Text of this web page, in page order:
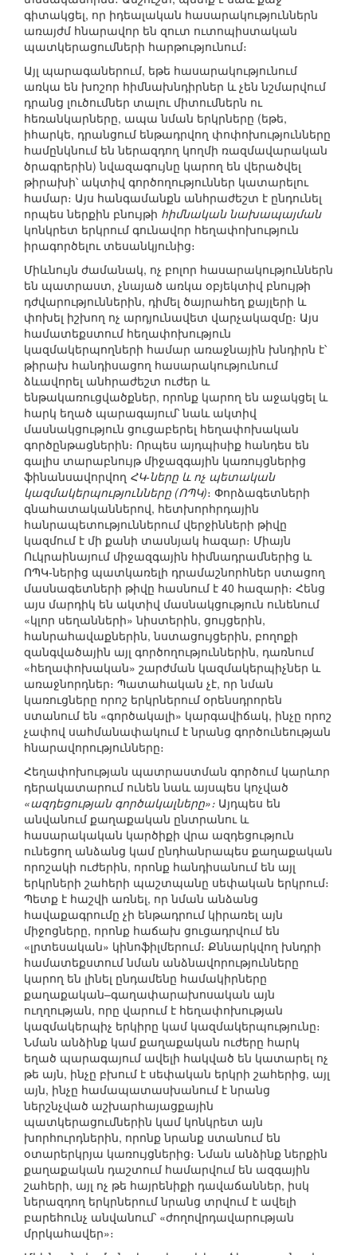
գիտակցել, որ իդեալական հասարակություններն
առայժմ հնարավոր են զուտ ուտոպիստական
պատկերացումների հարթությունում։
Այլ պարագաներում, եթե հասարակությունում
առկա են խոշոր հիմնախնդիրներ և չեն նշմարվում
դրանց լուծումներ տալու միտումներն ու
հեռանկարները, ապա նման երկրները (եթե,
իհարկե, դրանցում ենթադրվող փոփոխությունները
համընկնում են ներազդող կողմի ռազմավարական
ծրագրերին) նվազագույնը կարող են վերածվել
թիրախի՝ ակտիվ գործողություններ կատարելու
համար։ Այս հանգամանքն անհրաժեշտ է ընդունել
որպես ներքին բնույթի հիմնական նախապայման
կոնկրետ երկրում գունավոր հեղափոխություն
իրագործելու տեսանկյունից։
Միևնույն ժամանակ, ոչ բոլոր հասարակություններն
են պատրաստ, չնայած առկա օբյեկտիվ բնույթի
դժվարություններին, դիմել ծայրահեղ քայլերի և
փոխել իշխող ոչ արդյունավետ վարչակազմը։ Այս
համատեքստում հեղափոխություն
կազմակերպողների համար առաջնային խնդիրն է՝
թիրախ հանդիսացող հասարակությունում
ձևավորել անհրաժեշտ ուժեր և
ենթակառուցվածքներ, որոնք կարող են աջակցել և
հարկ եղած պարագայում՝ նաև ակտիվ
մասնակցություն ցուցաբերել հեղափոխական
գործընթացներին։ Որպես այդպիսիք հանդես են
գալիս տարաբնույթ միջազգային կառույցներից
ֆինանսավորվող ՀԿ-ները և ոչ պետական
կազմակերպությունները (ՈՊԿ)։ Փորձագետների
գնահատականներով, հետխորհրդային
հանրապետություններում վերջինների թիվը
կազմում է մի քանի տասնյակ հազար։ Միայն
Ուկրաինայում միջազգային հիմնադրամներից և
ՈՊԿ-ներից պատկառելի դրամաշնորհներ ստացող
մասնագետների թիվը հասնում է 40 հազարի։ Հենց
այս մարդիկ են ակտիվ մասնակցություն ունենում
«կլոր սեղանների» նիստերին, ցույցերին,
հանրահավաքներին, նստացույցերին, բողոքի
զանգվածային այլ գործողություններին, դառնում
«հեղափոխական» շարժման կազմակերպիչներ և
առաջնորդներ։ Պատահական չէ, որ նման
կառուցները որոշ երկրներում օրենսդրորեն
ստանում են «գործակալի» կարգավիճակ, ինչը որոշ
չափով սահմանափակում է նրանց գործունեության
հնարավորությունները։
Հեղափոխության պատրաստման գործում կարևոր
դերակատարում ունեն նաև այսպես կոչված
«ազդեցության գործակալները»։ Այդպես են
անվանում քաղաքական ընտրանու և
հասարակական կարծիքի վրա ազդեցություն
ունեցող անձանց կամ ընդհանրապես քաղաքական
որոշակի ուժերին, որոնք հանդիսանում են այլ
երկրների շահերի պաշտպանը սեփական երկրում։
Պետք է հաշվի առնել, որ նման անձանց
հավաքագրումը չի ենթադրում կիրառել այն
միջոցները, որոնք հաճախ ցուցադրվում են
«լրտեսական» կինոֆիլմերում։ Քննարկվող խնդրի
համատեքստում նման անձնավորությունները
կարող են լինել ընդամենը համակիրները
քաղաքական–գաղափարախոսական այն
ուղղության, որը վարում է հեղափոխության
կազմակերպիչ երկիրը կամ կազմակերպությունը։
Նման անձինք կամ քաղաքական ուժերը հարկ
եղած պարագայում ավելի հակված են կատարել ոչ
թե այն, ինչը բխում է սեփական երկրի շահերից, այլ
այն, ինչը համապատասխանում է նրանց
ներշնչված աշխարհայացքային
պատկերացումներին կամ կոնկրետ այն
խորհուրդներին, որոնք նրանք ստանում են
օտարերկրյա կառույցներից։ Նման անձինք ներքին
քաղաքական դաշտում համարվում են ազգային
շահերի, այլ ոչ թե հայրենիքի դավաճաններ, իսկ
ներազդող երկրներում նրանց տրվում է ավելի
բարեհունչ անվանում՝ «ժողովրդավարության
մրրկահավեր»։